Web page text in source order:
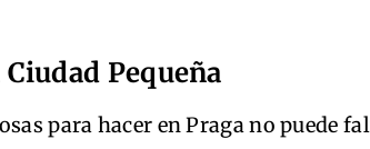
Ciudad Pequeña
para hacer en Praga no puede